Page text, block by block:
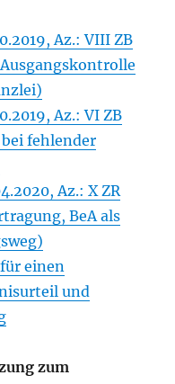
Az.: VIII ZB
Az.: VI ZB
fehlender
Az.: X ZR
BeA als
einen
und
zum